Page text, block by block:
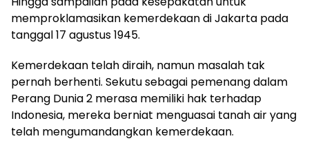
memproklamasikan kemerdekaan di Jakarta pada
tanggal 17 agustus 1945.
Kemerdekaan telah diraih, namun masalah tak
pernah berhenti. Sekutu sebagai pemenang dalam
Perang Dunia 2 merasa memiliki hak terhadap
Indonesia, mereka berniat menguasai tanah air yang
telah mengumandangkan kemerdekaan.